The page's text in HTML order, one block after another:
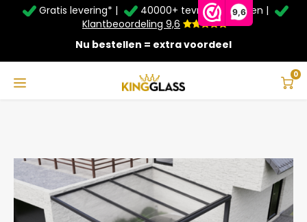
9,6
Service & Contact
Afhalen
Montage
Taal
Deutsch
Gratis levering* |
40000+ tevreden klanten |
Klantbeoordeling 9,6
Nu bestellen = extra voordeel
0
Zomer Deals: Tot 20% kortingop schuifwanden en
veranda's +€20extra kassa korting*
Carport in antraciet van 5,06 x 4 meter